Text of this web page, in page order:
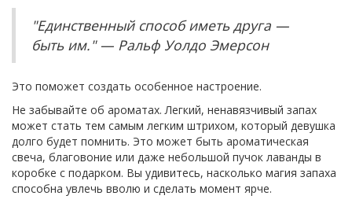
"Единственный способ иметь друга —
быть им." — Ральф Уолдо Эмерсон
Это поможет создать особенное настроение.
Не забывайте об ароматах. Легкий, ненавязчивый запах
может стать тем самым легким штрихом, который девушка
долго будет помнить. Это может быть ароматическая
свеча, благовоние или даже небольшой пучок лаванды в
коробке с подарком. Вы удивитесь, насколько магия запаха
способна увлечь вволю и сделать момент ярче.